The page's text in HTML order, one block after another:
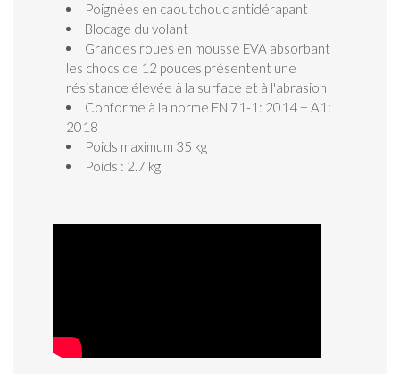
Poignées en caoutchouc antidérapant
Blocage du volant
Grandes roues en mousse EVA absorbant
les chocs de 12 pouces présentent une
résistance élevée à la surface et à l'abrasion
Conforme à la norme EN 71-1: 2014 + A1:
2018
Poids maximum 35 kg
Poids : 2.7 kg